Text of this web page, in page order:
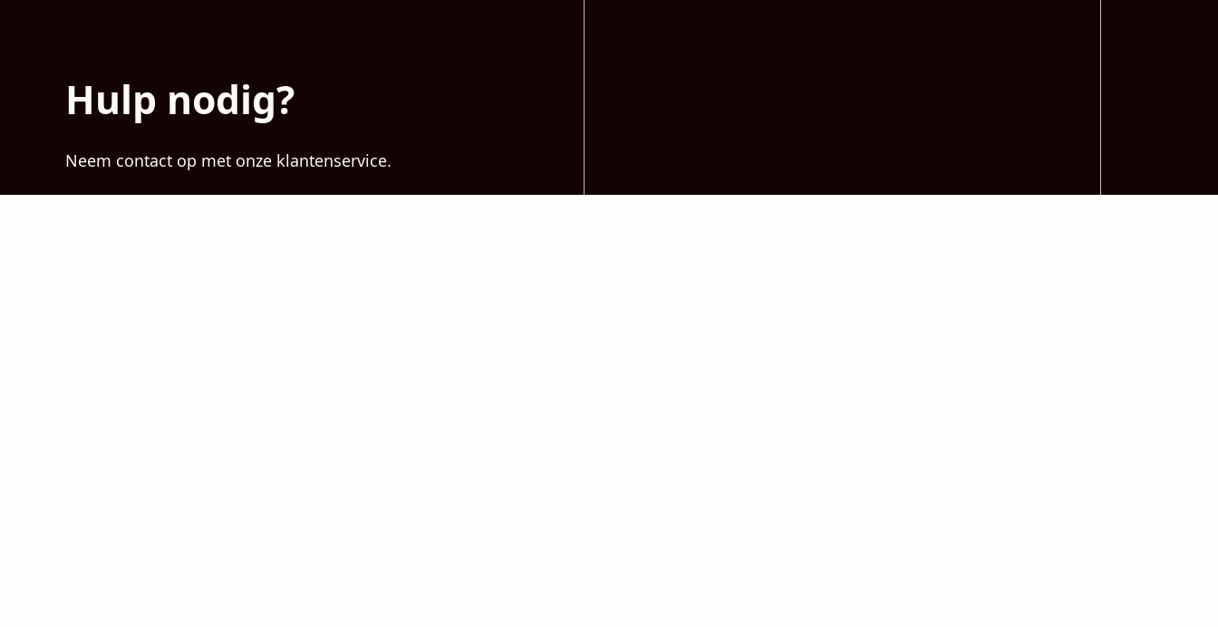
Hulp nodig?
Neem contact op met onze klantenservice.